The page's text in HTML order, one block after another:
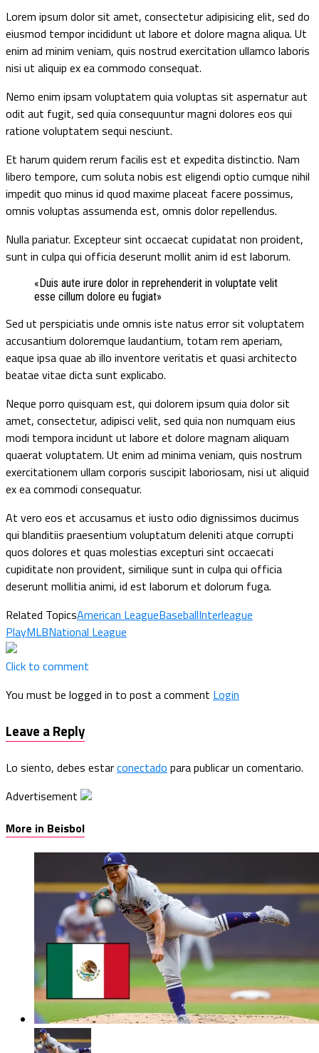
Lorem ipsum dolor sit amet, consectetur adipisicing elit, sed do
eiusmod tempor incididunt ut labore et dolore magna aliqua. Ut
enim ad minim veniam, quis nostrud exercitation ullamco laboris
nisi ut aliquip ex ea commodo consequat.
Nemo enim ipsam voluptatem quia voluptas sit aspernatur aut
odit aut fugit, sed quia consequuntur magni dolores eos qui
ratione voluptatem sequi nesciunt.
Et harum quidem rerum facilis est et expedita distinctio. Nam
libero tempore, cum soluta nobis est eligendi optio cumque nihil
impedit quo minus id quod maxime placeat facere possimus,
omnis voluptas assumenda est, omnis dolor repellendus.
Nulla pariatur. Excepteur sint occaecat cupidatat non proident,
sunt in culpa qui officia deserunt mollit anim id est laborum.
«Duis aute irure dolor in reprehenderit in voluptate velit
esse cillum dolore eu fugiat»
Sed ut perspiciatis unde omnis iste natus error sit voluptatem
accusantium doloremque laudantium, totam rem aperiam,
eaque ipsa quae ab illo inventore veritatis et quasi architecto
beatae vitae dicta sunt explicabo.
Neque porro quisquam est, qui dolorem ipsum quia dolor sit
amet, consectetur, adipisci velit, sed quia non numquam eius
modi tempora incidunt ut labore et dolore magnam aliquam
quaerat voluptatem. Ut enim ad minima veniam, quis nostrum
exercitationem ullam corporis suscipit laboriosam, nisi ut aliquid
ex ea commodi consequatur.
At vero eos et accusamus et iusto odio dignissimos ducimus
qui blanditiis praesentium voluptatum deleniti atque corrupti
quos dolores et quas molestias excepturi sint occaecati
cupiditate non provident, similique sunt in culpa qui officia
deserunt mollitia animi, id est laborum et dolorum fuga.
Related TopicsAmerican LeagueBaseballInterleague
PlayMLBNational League
Click to comment
You must be logged in to post a comment Login
Leave a Reply
Lo siento, debes estarconectado para publicar un comentario.
Advertisement
More in Beisbol